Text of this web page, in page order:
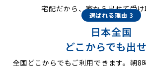
宅配だから、家から出せて受け
選ばれる理由 3
日本全国
どこからでも出
全国どこからでもご利用できます。朝8